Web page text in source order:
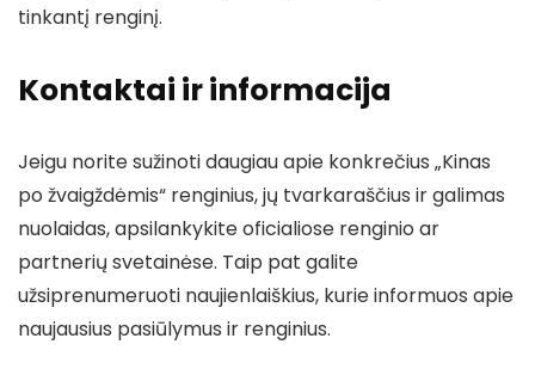
tinkantį renginį.
Kontaktai ir informacija
Jeigu norite sužinoti daugiau apie konkrečius „Kinas
po žvaigždėmis“ renginius, jų tvarkaraščius ir galimas
nuolaidas, apsilankykite oficialiose renginio ar
partnerių svetainėse. Taip pat galite
užsiprenumeruoti naujienlaiškius, kurie informuos apie
naujausius pasiūlymus ir renginius.